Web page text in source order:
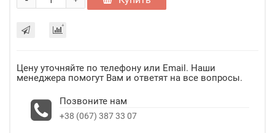
Цену уточняйте по телефону или Email. Наши
менеджера помогут Вам и ответят на все вопросы.
Позвоните нам
+38 (067) 387 33 07